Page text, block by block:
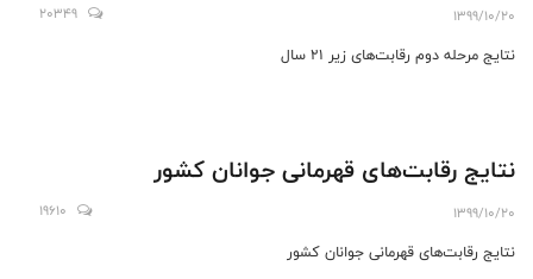
1399/10/20
20349
نتایج مرحله دوم رقابت‌های زیر 21 سال
نتایج رقابت‌های قهرمانی جوانان کشور
1399/10/20
19610
نتایج رقابت‌های قهرمانی جوانان کشور